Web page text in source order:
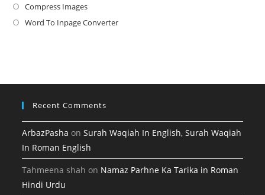
new
a
Compress ImagesOpens
in
Word To Inpage ConverterOpens
tab
Recent Comments
ArbazPasha onSurah Waqiah In English, Surah Waqiah
In Roman English
Tahmeena shah on Namaz Parhne Ka Tarika in Roman
Hindi Urdu